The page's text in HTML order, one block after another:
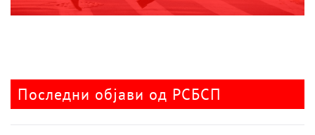
Последни објави од РСБСП